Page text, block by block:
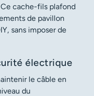
cache-fils plafond
de pavillon
sans imposer de
électrique
le câble en
du